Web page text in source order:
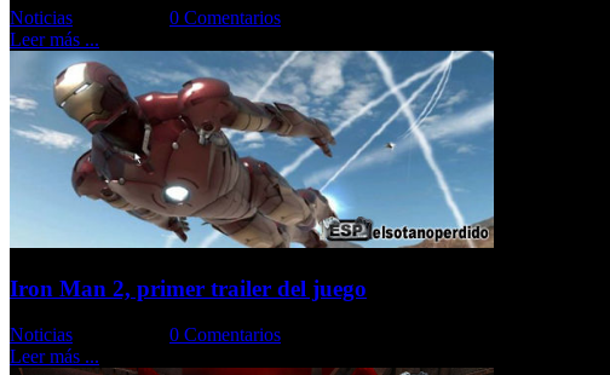
Noticias
0 Comentarios
Leer más ...
Iron Man 2, primer trailer del juego
Noticias
0 Comentarios
Leer más ...